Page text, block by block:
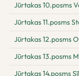
Jūrtakas 10.posms
Jūrtakas 11.posms
Jūrtakas 12.posms
Jūrtakas 13.posms
Jūrtakas 14.posms